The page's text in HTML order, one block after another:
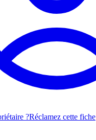
?Réclamez cette fiche